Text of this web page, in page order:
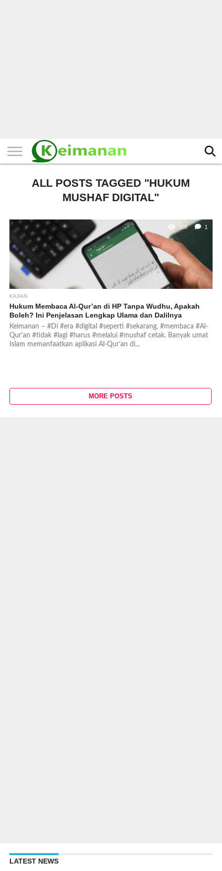
ALL POSTS TAGGED "HUKUM
MUSHAF DIGITAL"
108 1
KAJIAN
Hukum Membaca Al-Qur’an di HP Tanpa Wudhu, Apakah
Boleh? Ini Penjelasan Lengkap Ulama dan Dalilnya
Keimanan – #Di #era #digital #seperti #sekarang, #membaca #Al-
Qur’an #tidak #lagi #harus #melalui #mushaf cetak. Banyak umat
Islam memanfaatkan aplikasi Al-Qur’an di...
MORE POSTS
LATEST NEWS